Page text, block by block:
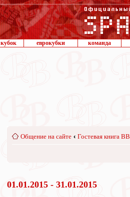
кубок еврокубки команда
Общение на сайте ‹ Гостевая книга ВВ
01.01.2015 - 31.01.2015